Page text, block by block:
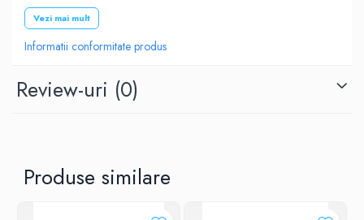
etc.Vezi mai mult
Informatii conformitate produs
Review-uri (0)
Produse similare